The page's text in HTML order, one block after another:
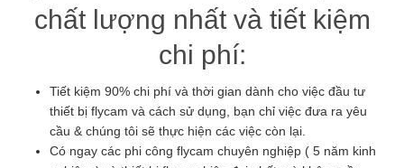
chất lượng nhất và tiết kiệm
chi phí:
Tiết kiệm 90% chi phí và thời gian dành cho việc đầu tư
thiết bị flycam và cách sử dụng, bạn chỉ việc đưa ra yêu
cầu & chúng tôi sẽ thực hiện các việc còn lại.
Có ngay các phi công flycam chuyên nghiệp ( 5 năm kinh